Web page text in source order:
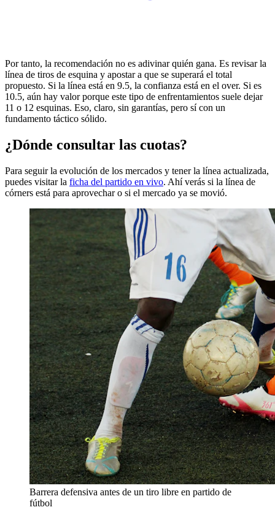
Por tanto, la recomendación no es adivinar quién gana. Es revisar la
línea de tiros de esquina y apostar a que se superará el total
propuesto. Si la línea está en 9.5, la confianza está en el over. Si es
10.5, aún hay valor porque este tipo de enfrentamientos suele dejar
11 o 12 esquinas. Eso, claro, sin garantías, pero sí con un
fundamento táctico sólido.
¿Dónde consultar las cuotas?
Para seguir la evolución de los mercados y tener la línea actualizada,
puedes visitar la ficha del partido en vivo. Ahí verás si la línea de
córners está para aprovechar o si el mercado ya se movió.
Barrera defensiva antes de un tiro libre en partido de
fútbol